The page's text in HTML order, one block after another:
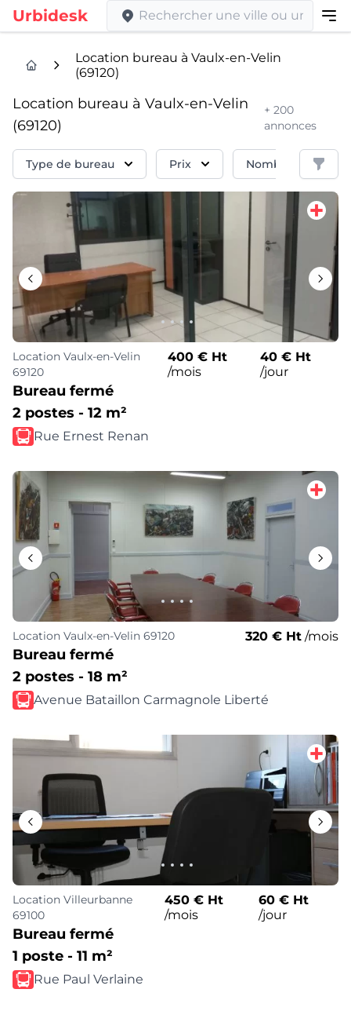
Urbidesk
Location bureau à Vaulx-en-Velin
(69120)
Location bureau à Vaulx-en-Velin
(69120)
+ 200
annonces
Type de bureau Prix Nombre de Poste
Location Vaulx-en-Velin
69120
400 € Ht
/mois
40 € Ht
/jour
Bureau fermé
2 postes - 12 m²
Rue Ernest Renan
Location Vaulx-en-Velin 69120 320 € Ht /mois
Bureau fermé
2 postes - 18 m²
Avenue Bataillon Carmagnole Liberté
Location Villeurbanne
69100
450 € Ht
/mois
60 € Ht
/jour
Bureau fermé
1 poste - 11 m²
Rue Paul Verlaine